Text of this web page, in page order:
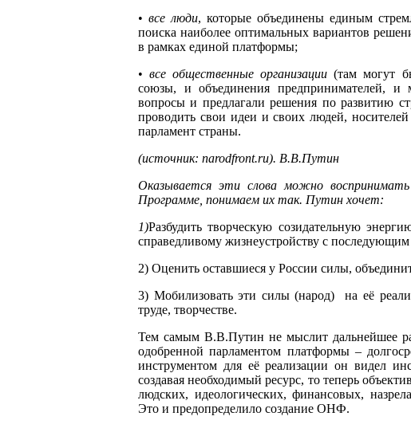
• все люди, которые объединены единым
поиска наиболее оптимальных вариантов
в рамках единой платформы;
•все общественные организации (там могут
союзы, и объединения предпринимателей, и
вопросы и предлагали решения по развитию
проводить свои идеи и своих людей,
парламент страны.
(источник: narodfront.ru). В.В.Путин
Оказывается эти слова можно
Программе, понимаем их так. Путин хочет:
1)Разбудить творческую созидательную
справедливому жизнеустройству с
2) Оценить оставшиеся у России силы,
3) Мобилизовать эти силы (народ) на её
труде, творчестве.
Тем самым В.В.Путин не мыслит дальнейшее
одобренной парламентом платформы –
инструментом для её реализации он видел
создавая необходимый ресурс, то теперь
людских, идеологических, финансовых,
Это и предопределило создание ОНФ.